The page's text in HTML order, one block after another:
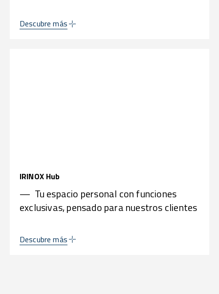
Descubre más
IRINOX Hub
— Tu espacio personal con funciones
exclusivas, pensado para nuestros clientes
Descubre más